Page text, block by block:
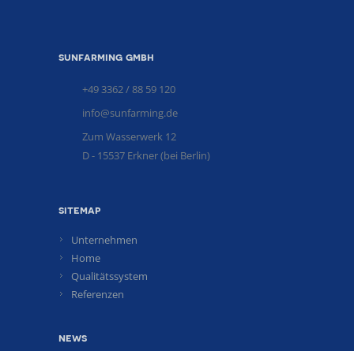
sunfarming gmbh
+49 3362 / 88 59 120
info@sunfarming.de
Zum Wasserwerk 12
D - 15537 Erkner (bei Berlin)
sitemap
Unternehmen
Home
Qualitätssystem
Referenzen
news